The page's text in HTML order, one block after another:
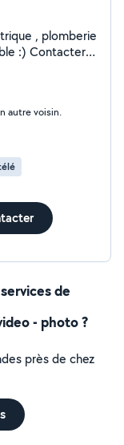
, plomberie
autre voisin.
de
- photo ?
près de chez